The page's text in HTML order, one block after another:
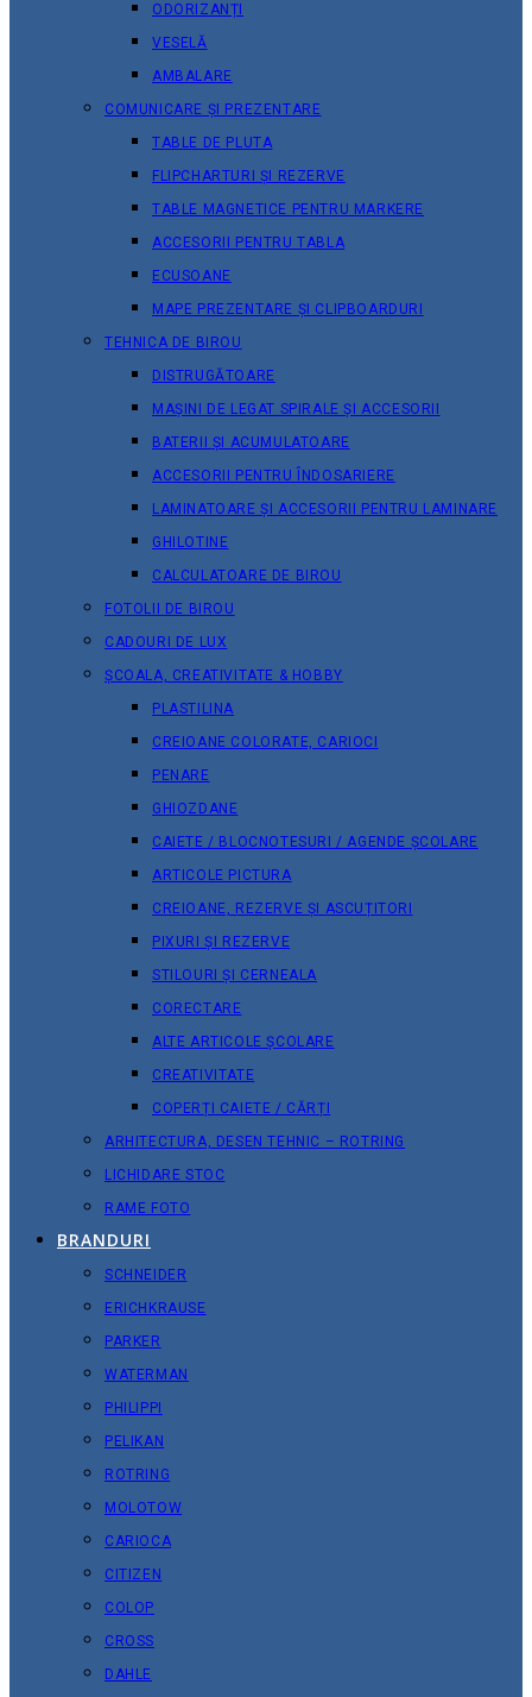
ODORIZANȚI
VESELĂ
AMBALARE
COMUNICARE ȘI PREZENTARE
TABLE DE PLUTA
FLIPCHARTURI ȘI REZERVE
TABLE MAGNETICE PENTRU MARKERE
ACCESORII PENTRU TABLA
ECUSOANE
MAPE PREZENTARE ȘI CLIPBOARDURI
TEHNICA DE BIROU
DISTRUGĂTOARE
MAȘINI DE LEGAT SPIRALE ȘI ACCESORII
BATERII ȘI ACUMULATOARE
ACCESORII PENTRU ÎNDOSARIERE
LAMINATOARE ȘI ACCESORII PENTRU LAMINARE
GHILOTINE
CALCULATOARE DE BIROU
FOTOLII DE BIROU
CADOURI DE LUX
ȘCOALA, CREATIVITATE & HOBBY
PLASTILINA
CREIOANE COLORATE, CARIOCI
PENARE
GHIOZDANE
CAIETE / BLOCNOTESURI / AGENDE ȘCOLARE
ARTICOLE PICTURA
CREIOANE, REZERVE ȘI ASCUȚITORI
PIXURI ȘI REZERVE
STILOURI ȘI CERNEALA
CORECTARE
ALTE ARTICOLE ȘCOLARE
CREATIVITATE
COPERȚI CAIETE / CĂRȚI
ARHITECTURA, DESEN TEHNIC – ROTRING
LICHIDARE STOC
RAME FOTO
BRANDURI
SCHNEIDER
ERICHKRAUSE
PARKER
WATERMAN
PHILIPPI
PELIKAN
ROTRING
MOLOTOW
CARIOCA
CITIZEN
COLOP
CROSS
DAHLE